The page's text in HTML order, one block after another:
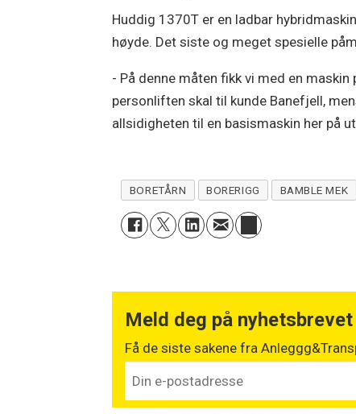
Huddig 1370T er en ladbar
høyde. Det siste og meget spesielle
- På denne måten fikk vi med en
personliften skal til kunde Banefjell,
allsidigheten til en basismaskin her på
BORETÅRN BORERIGG BAMBLE MEK
Meld deg på nyhetsbrevet
Få de siste sakene fra